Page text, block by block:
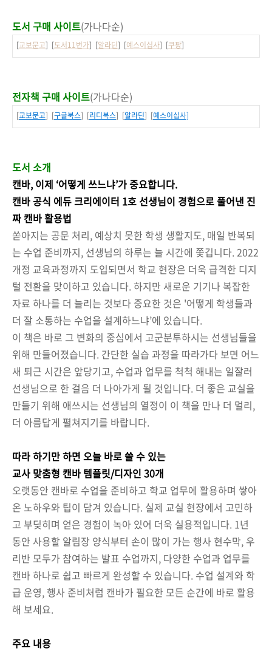
도서 구매 사이트(가나다순)
[교보문고] [도서11번가] [알라딘] [예스이십사] [쿠팡]
전자책 구매 사이트(가나다순)
[교보문고] [구글북스] [리디북스] [알라딘] [예스이십사]
도서 소개
캔바, 이제 ‘어떻게 쓰느냐’가 중요합니다.
캔바 공식 에듀 크리에이터 1호 선생님이 경험으로 풀어낸 진
짜 캔바 활용법
쏟아지는 공문 처리, 예상치 못한 학생 생활지도, 매일 반복되
는 수업 준비까지, 선생님의 하루는 늘 시간에 쫓깁니다. 2022
개정 교육과정까지 도입되면서 학교 현장은 더욱 급격한 디지
털 전환을 맞이하고 있습니다. 하지만 새로운 기기나 복잡한
자료 하나를 더 늘리는 것보다 중요한 것은 '어떻게 학생들과
더 잘 소통하는 수업을 설계하느냐’에 있습니다.
이 책은 바로 그 변화의 중심에서 고군분투하시는 선생님들을
위해 만들어졌습니다. 간단한 실습 과정을 따라가다 보면 어느
새 퇴근 시간은 앞당기고, 수업과 업무를 척척 해내는 일잘러
선생님으로 한 걸음 더 나아가게 될 것입니다. 더 좋은 교실을
만들기 위해 애쓰시는 선생님의 열정이 이 책을 만나 더 멀리,
더 아름답게 펼쳐지기를 바랍니다.
따라 하기만 하면 오늘 바로 쓸 수 있는
교사 맞춤형 캔바 템플릿/디자인 30개
오랫동안 캔바로 수업을 준비하고 학교 업무에 활용하며 쌓아
온 노하우와 팁이 담겨 있습니다. 실제 교실 현장에서 고민하
고 부딪히며 얻은 경험이 녹아 있어 더욱 실용적입니다. 1년
동안 사용할 알림장 양식부터 손이 많이 가는 행사 현수막, 우
리반 모두가 참여하는 발표 수업까지, 다양한 수업과 업무를
캔바 하나로 쉽고 빠르게 완성할 수 있습니다. 수업 설계와 학
급 운영, 행사 준비처럼 캔바가 필요한 모든 순간에 바로 활용
해 보세요.
주요 내용